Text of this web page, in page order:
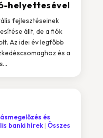
helyettesével
fejlesztéseinek
állt, de a fiók
Az idei év legfőbb
és a
és
banki hírek
Összes